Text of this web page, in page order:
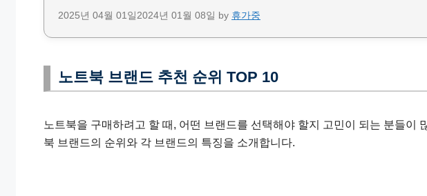
2025년 04월 01일2024년 01월 08일 by 휴가중
노트북 브랜드 추천 순위 TOP 10
노트북을 구매하려고 할 때, 어떤 브랜드를 선택해야 할지 고민이 되는 분들이
북 브랜드의 순위와 각 브랜드의 특징을 소개합니다.